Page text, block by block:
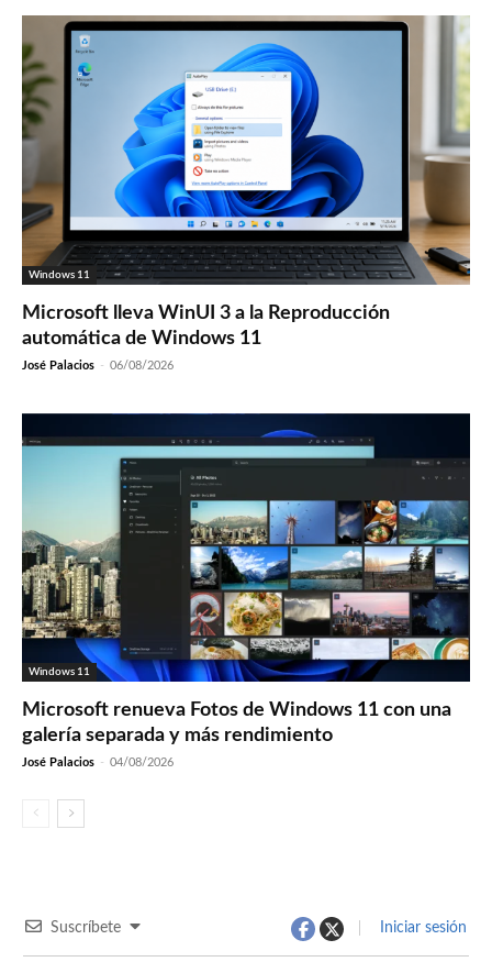
Windows 11
Microsoft lleva WinUI 3 a la Reproducción
automática de Windows 11
José Palacios - 06/08/2026
Windows 11
Microsoft renueva Fotos de Windows 11 con una
galería separada y más rendimiento
José Palacios - 04/08/2026
Suscríbete Iniciar sesión